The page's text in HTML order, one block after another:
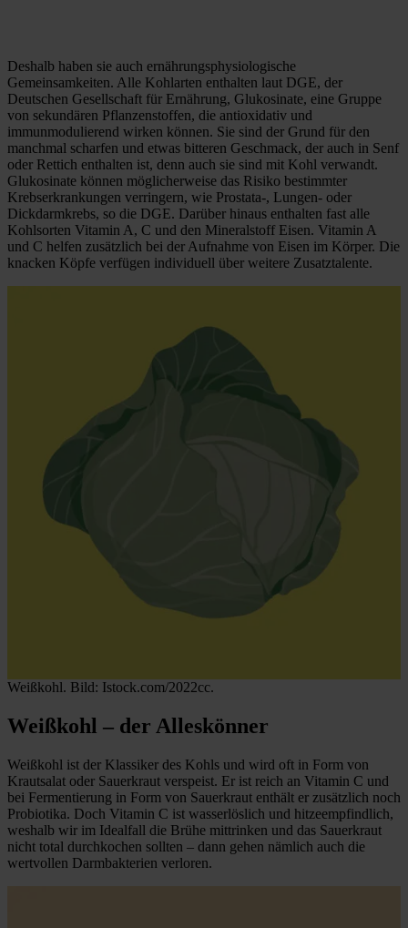
Deshalb haben sie auch ernährungsphysiologische
Gemeinsamkeiten. Alle Kohlarten enthalten laut DGE, der
Deutschen Gesellschaft für Ernährung, Glukosinate, eine Gruppe
von sekundären Pflanzenstoffen, die antioxidativ und
immunmodulierend wirken können. Sie sind der Grund für den
manchmal scharfen und etwas bitteren Geschmack, der auch in Senf
oder Rettich enthalten ist, denn auch sie sind mit Kohl verwandt.
Glukosinate können möglicherweise das Risiko bestimmter
Krebserkrankungen verringern, wie Prostata-, Lungen- oder
Dickdarmkrebs, so die DGE. Darüber hinaus enthalten fast alle
Kohlsorten Vitamin A, C und den Mineralstoff Eisen. Vitamin A
und C helfen zusätzlich bei der Aufnahme von Eisen im Körper. Die
knacken Köpfe verfügen individuell über weitere Zusatztalente.
Weißkohl. Bild: Istock.com/2022cc.
Weißkohl – der Alleskönner
Weißkohl ist der Klassiker des Kohls und wird oft in Form von
Krautsalat oder Sauerkraut verspeist. Er ist reich an Vitamin C und
bei Fermentierung in Form von Sauerkraut enthält er zusätzlich noch
Probiotika. Doch Vitamin C ist wasserlöslich und hitzeempfindlich,
weshalb wir im Idealfall die Brühe mittrinken und das Sauerkraut
nicht total durchkochen sollten – dann gehen nämlich auch die
wertvollen Darmbakterien verloren.